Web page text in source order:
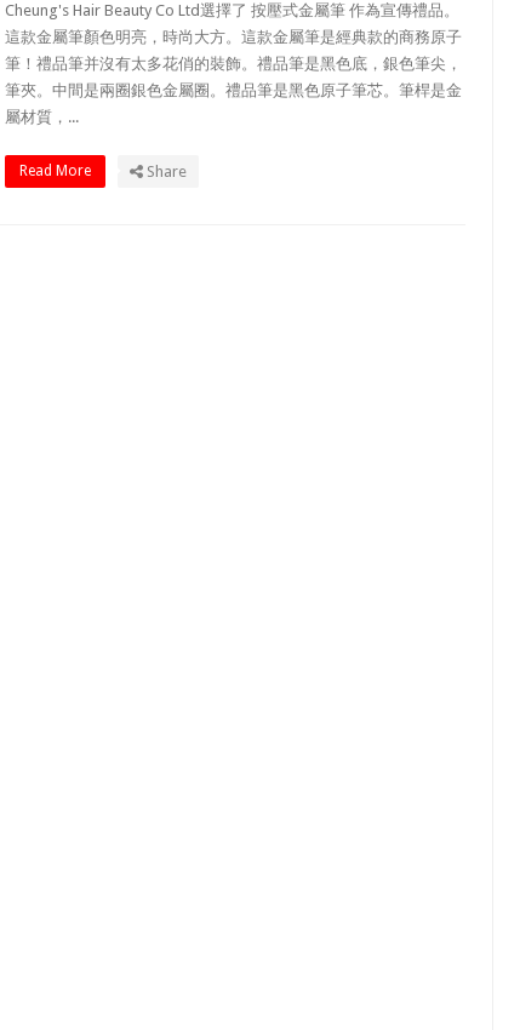
Cheung's Hair Beauty Co Ltd選擇了 按壓式金屬筆 作為宣傳禮品。
這款金屬筆顏色明亮，時尚大方。這款金屬筆是經典款的商務原子
筆！禮品筆并沒有太多花俏的裝飾。禮品筆是黑色底，銀色筆尖，
筆夾。中間是兩圈銀色金屬圈。禮品筆是黑色原子筆芯。筆桿是金
屬材質，...
Read More Share